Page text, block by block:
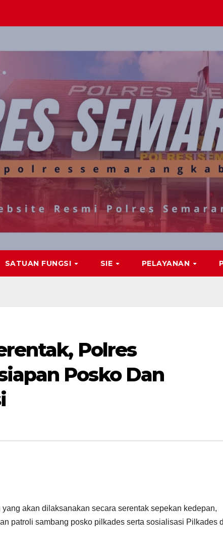
SATUAN FUNGSI SIE PELAYANAN
Polres
Posko Dan
akan dilaksanakan secara serentak sepekan kedepan,
patroli sambang posko pilkades serta sosialisasi Pilkades